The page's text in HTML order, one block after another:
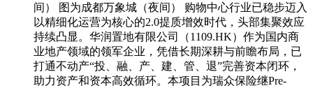
间） 图为成都万象城（夜间） 购物中心行业已稳步迈入
以精细化运营为核心的2.0提质增效时代，头部集聚效应
持续凸显。华润置地有限公司（1109.HK）作为国内商
业地产领域的领军企业，凭借长期深耕与前瞻布局，已
打通不动产“投、融、产、建、管、退”完善资本闭环，
助力资产和资本高效循环。本项目为瑞众保险继Pre-